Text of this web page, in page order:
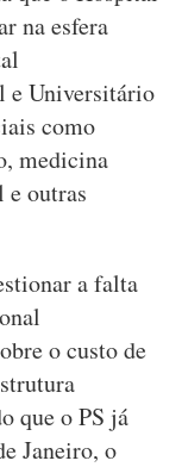
na esfera
e Universitário
como
medicina
outras
a falta
o custo de
que o PS já
Janeiro, o